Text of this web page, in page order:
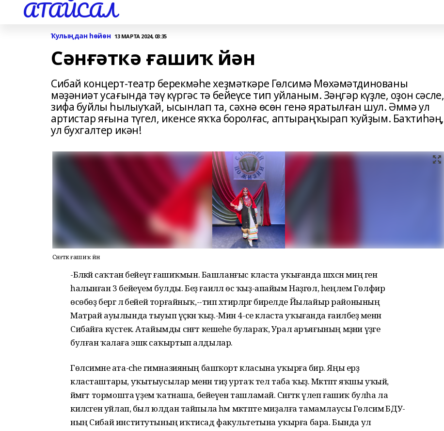
АТАЙСАЛ
Ҡулыңдан һөйөн 13 МАРТА 2024, 03:35
Сәнғәткә ғашиҡ йән
Сибай концерт-театр берекмәһе хеҙмәткәре Гөлсимә Мөхәмәтдинованы
мәҙәниәт усағында тәү күргәс тә бейеүсе тип уйланым. Зәңгәр күҙле, оҙон сәсле,
зифа буйлы һылыуҡай, ысынлап та, сәхнә өсөн генә яратылған шул. Әммә ул
артистар яғына түгел, икенсе яҡҡа боролғас, аптыраңҡырап ҡуйҙым. Баҡтиһәң,
ул бухгалтер икән!
Сәнғәткә ғашиҡ йән
-Бәләкәй саҡтан бейеүгә ғашиҡмын. Башланғыс класта уҡығанда шәхсән миңә генә
һалынған 3 бейеүем булды. Беҙ ғаиләлә өс ҡыҙ-апайым Наҙгөл, һеңлем Гөлфирә
өсөбөҙ бергә лә бейей торғайныҡ,--тип хәтирәләргә бирелде Йылайыр районының
Матрай ауылында тыуып үҫкән ҡыҙ.-Мин 4-се класта уҡығанда ғаиләбеҙ менән
Сибайға күстек. Атайымды сәнғәт кешеһе булараҡ, Урал аръяғының мәҙәни үҙәге
булған ҡалаға эшкә саҡыртып алдылар.
Гөлсимәне ата-әсәһе гимназияның башҡорт класына уҡырға бирә. Яңы ерҙә
класташтары, уҡытыусылар менән тиҙ уртаҡ тел таба ҡыҙ. Мәктәптә яҡшы уҡый,
йәмәғәт тормошта әүҙем ҡатнаша, бейеүен ташламай. Сәнғәткә үлеп ғашиҡ булһа ла
киләсәген уйлап, был юлдан тайпыла һәм мәктәпте миҙалға тамамлаусы Гөлсимә БДУ-
ның Сибай институтының иҡтисад факультетына уҡырға бара. Бында ул